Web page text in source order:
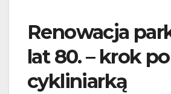
Renowacja
lat 80. – krok
cykliniarką